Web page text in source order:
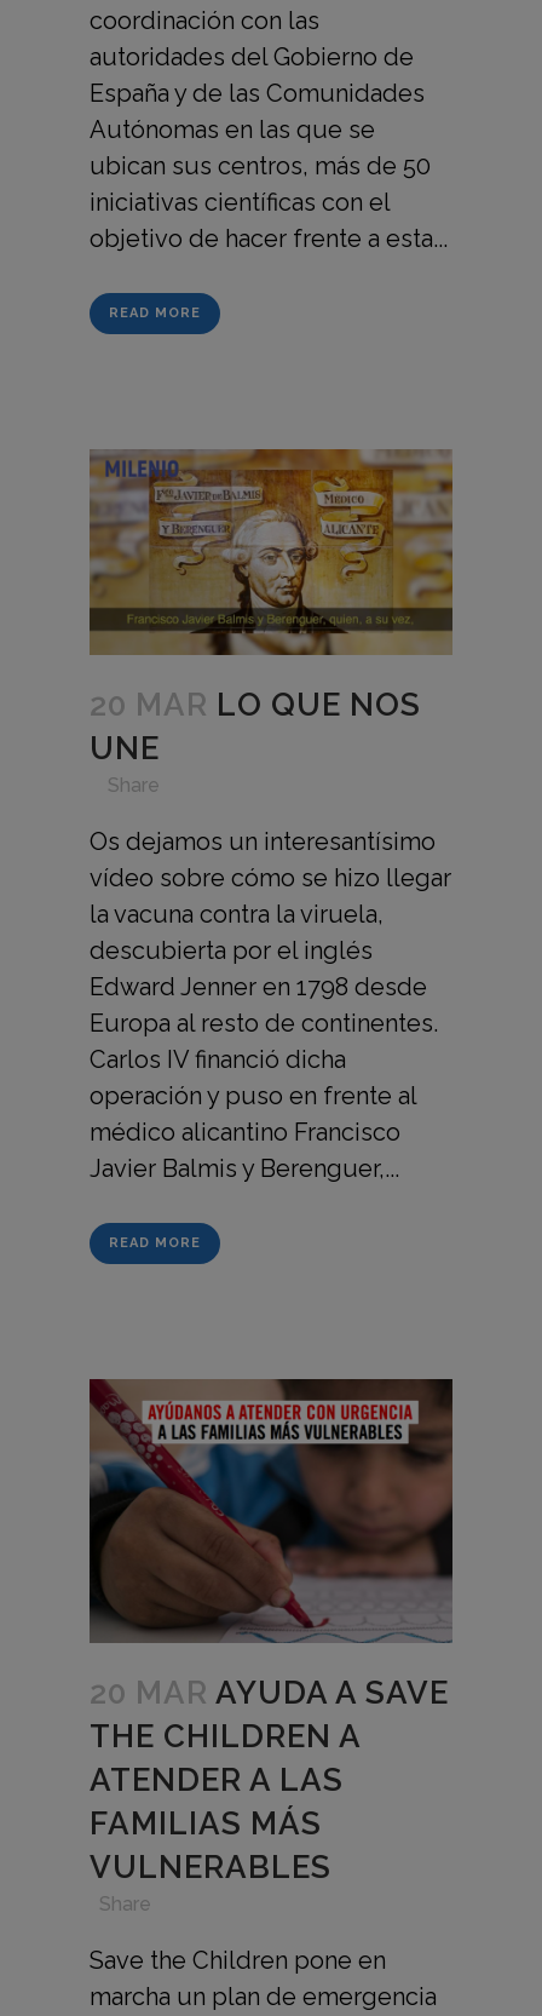
coordinación con las
autoridades del Gobierno de
España y de las Comunidades
Autónomas en las que se
ubican sus centros, más de 50
iniciativas científicas con el
objetivo de hacer frente a esta...
READ MORE
20 MAR LO QUE NOS
UNE
Share
Os dejamos un interesantísimo
vídeo sobre cómo se hizo llegar
la vacuna contra la viruela,
descubierta por el inglés
Edward Jenner en 1798 desde
Europa al resto de continentes.
Carlos IV financió dicha
operación y puso en frente al
médico alicantino Francisco
Javier Balmis y Berenguer,...
READ MORE
20 MAR AYUDA A SAVE
THE CHILDREN A
ATENDER A LAS
FAMILIAS MÁS
VULNERABLES
Share
Save the Children pone en
marcha un plan de emergencia